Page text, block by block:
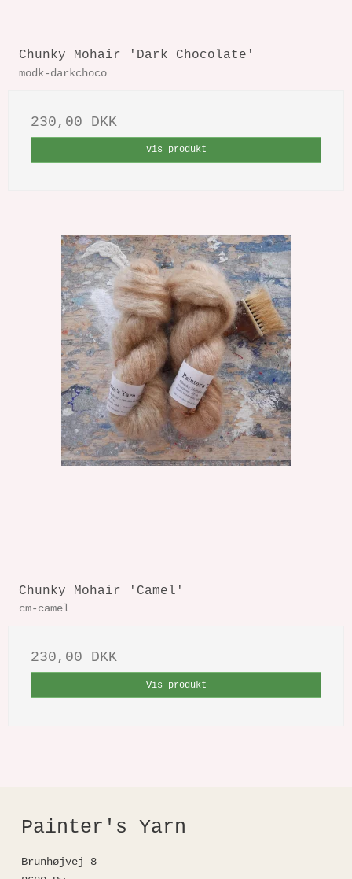
Chunky Mohair 'Dark Chocolate'
modk-darkchoco
230,00 DKK
Vis produkt
Chunky Mohair 'Camel'
cm-camel
230,00 DKK
Vis produkt
Painter's Yarn
Brunhøjvej 8